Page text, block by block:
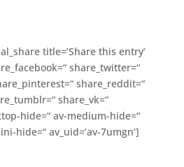
title=’Share this entry‘
share_twitter=“
share_reddit=“
share_vk=“
hide=“ av-medium-hide=“
hide=“ av_uid=’av-7umgn‘]